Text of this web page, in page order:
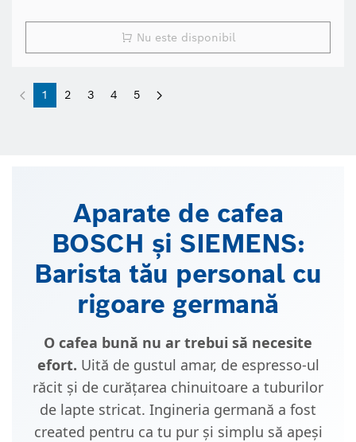
Nu este disponibil
1 2 3 4 5
Aparate de cafea
BOSCH și SIEMENS:
Barista tău personal cu
rigoare germană
O cafea bună nu ar trebui să necesite
efort. Uită de gustul amar, de espresso-ul
răcit și de curățarea chinuitoare a tuburilor
de lapte stricat. Ingineria germană a fost
created pentru ca tu pur și simplu să apeși